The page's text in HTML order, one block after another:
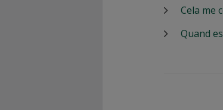
Cela me
Quand